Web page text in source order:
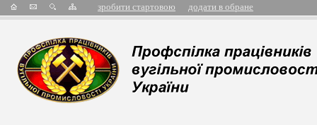
зробити стартовою додати в обране